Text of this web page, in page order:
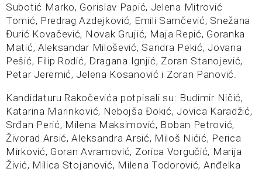
Subotić Marko, Gorislav Papić, Jelena Mitrović
Tomić, Predrag Azdejković, Emili Samčević, Snežana
Đurić Kovačević, Novak Grujić, Maja Repić, Goranka
Matić, Aleksandar Milošević, Sandra Pekić, Jovana
Pešić, Filip Rodić, Dragana Ignjić, Zoran Stanojević,
Petar Jeremić, Jelena Kosanović i Zoran Panović.
Kandidaturu Rakočevića potpisali su: Budimir Ničić,
Katarina Marinković, Nebojša Đokić, Jovica Karadžić,
Srđan Perić, Milena Maksimović, Boban Petrović,
Živorad Arsić, Aleksandra Arsić, Miloš Nićić, Perica
Mirković, Goran Avramović, Zorica Vorgučić, Marija
Živić, Milica Stojanović, Milena Todorović, Anđelka